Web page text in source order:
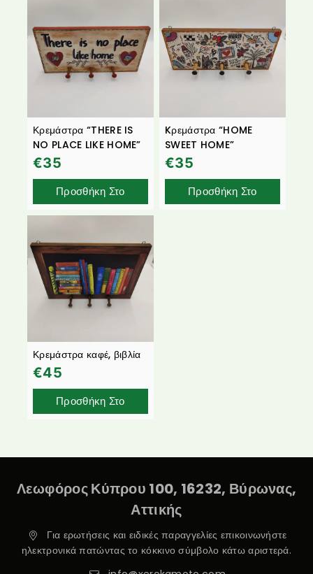
Κρεμάστρα “THERE IS
NO PLACE LIKE HOME”
€35
Προσθήκη Στο
Kρεμάστρα “HOME
SWEET HOME”
€35
Προσθήκη Στο
Κρεμάστρα καφέ, βιβλία
€45
Προσθήκη Στο
Λεωφόρος Κύπρου 100, 16232, Βύρωνας,
Αττικής
Για ερωτήσεις και ειδικές παραγγελίες επικοινωνήστε
ηλεκτρονικά πατώντας το κόκκινο σύμβολο κάτω αριστερά.